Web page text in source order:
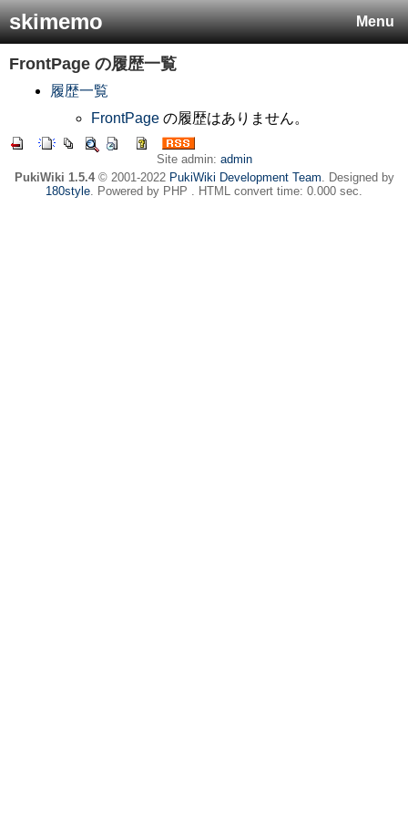
Menu
skimemo
FrontPage の履歴一覧
履歴一覧
FrontPage の履歴はありません。
Site admin: admin
PukiWiki 1.5.4© 2001-2022 PukiWiki Development Team. Designed by
180style. Powered by PHP . HTML convert time: 0.000 sec.